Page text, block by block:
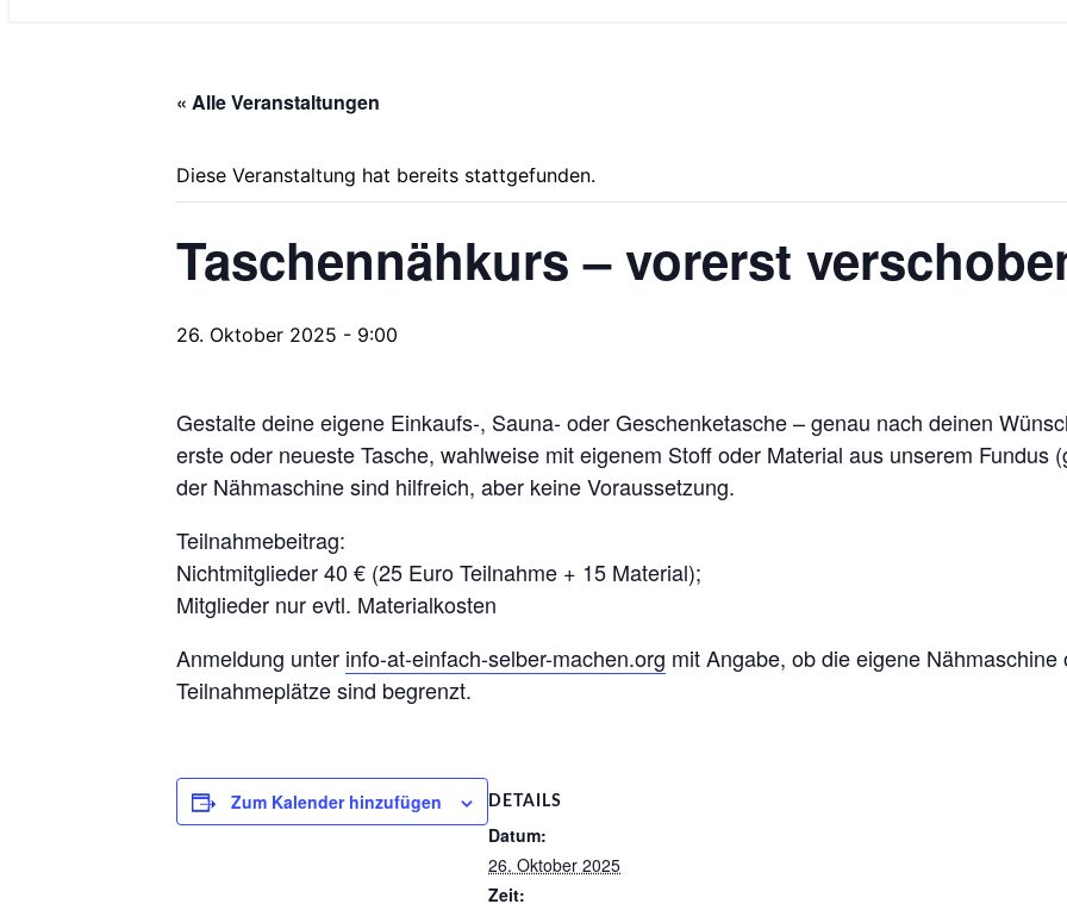
« Alle Veranstaltungen
Diese Veranstaltung hat bereits stattgefunden.
Taschennähkurs – vorerst
26. Oktober 2025 - 9:00
Gestalte deine eigene Einkaufs-, Sauna- oder Geschenketasche – genau nach deinen
erste oder neueste Tasche, wahlweise mit eigenem Stoff oder Material aus unserem Fundus
der Nähmaschine sind hilfreich, aber keine Voraussetzung.
Teilnahmebeitrag:
Nichtmitglieder 40 € (25 Euro Teilnahme + 15 Material);
Mitglieder nur evtl. Materialkosten
Anmeldung unter info-at-einfach-selber-machen.org mit Angabe, ob die eigene
Teilnahmeplätze sind begrenzt.
Zum Kalender hinzufügen DETAILS
Datum:
26. Oktober 2025
Zeit: